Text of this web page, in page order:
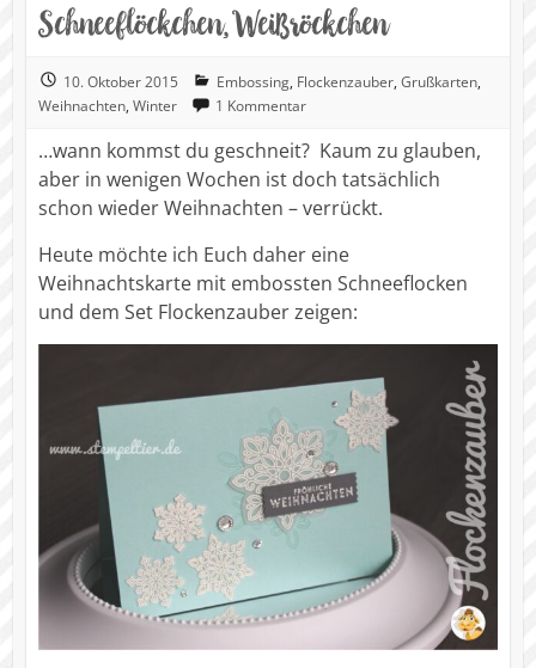
Schneeflöckchen, Weißröckchen
10. Oktober 2015 Embossing, Flockenzauber, Grußkarten,
Weihnachten, Winter 1 Kommentar
…wann kommst du geschneit? Kaum zu glauben,
aber in wenigen Wochen ist doch tatsächlich
schon wieder Weihnachten – verrückt.
Heute möchte ich Euch daher eine
Weihnachtskarte mit embossten Schneeflocken
und dem Set Flockenzauber zeigen: